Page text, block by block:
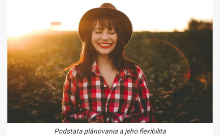
Podstata plánovania a jeho flexibilita